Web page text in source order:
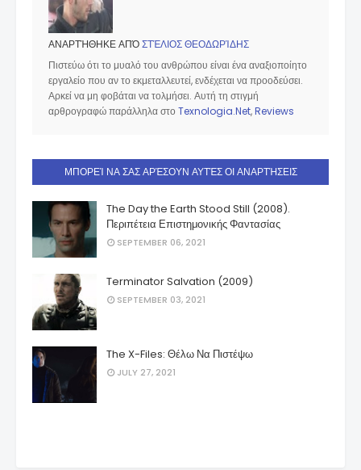
ΑΝΑΡΤΉΘΗΚΕ ΑΠΌΣΤΈΛΙΟΣ ΘΕΟΔΩΡΊΔΗΣ
Πιστεύω ότι το μυαλό του ανθρώπου είναι ένα αναξιοποίητο
εργαλείο που αν το εκμεταλλευτεί, ενδέχεται να προοδεύσει.
Αρκεί να μη φοβάται να τολμήσει. Αυτή τη στιγμή
αρθρογραφώ παράλληλα στο Texnologia.Net,Reviews
ΜΠΟΡΕΊ ΝΑ ΣΑΣ ΑΡΈΣΟΥΝ ΑΥΤΈΣ ΟΙ ΑΝΑΡΤΉΣΕΙΣ
The Day the Earth Stood Still (2008).
Περιπέτεια Επιστημονικής Φαντασίας
SEPTEMBER 06, 2021
Terminator Salvation (2009)
SEPTEMBER 03, 2021
The X-Files: Θέλω Να Πιστέψω
JULY 27, 2021